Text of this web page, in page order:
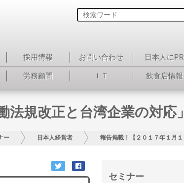
採用情報 お問い合わせ
日本人にPR
労務顧問 ＩＴ 飲食店情報
法規改正と台湾企業の対応
ー 日本人経営者 報告掲載！【２０１７年１月
セミナー